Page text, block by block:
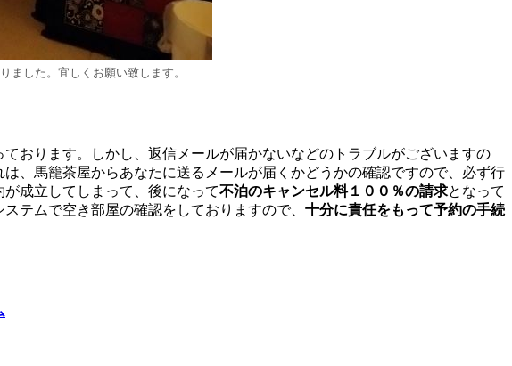
ました。宜しくお願い致します。
おります。しかし、返信メールが届かないなどのトラブルがございますの
、馬籠茶屋からあなたに送るメールが届くかどうかの確認ですので、必ず行
成立してしまって、後になって不泊のキャンセル料１００％の請求となって
テムで空き部屋の確認をしておりますので、 十分に責任をもって予約の手続